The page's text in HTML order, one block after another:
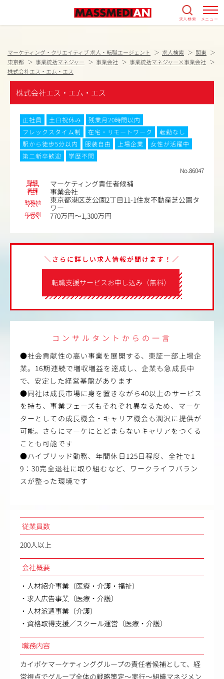
求人検索 メニュー
マーケティング・クリエイティブ 求人・転職エージェント 求人検索
関東
東京都
事業統括マネジャー 事業会社
事業統括マネジャー×事業会社
株式会社エス・エム・エス
株式会社エス・エム・エス
正社員 土日祝休み
残業月20時間以内
フレックスタイム制
在宅・リモートワーク
転勤なし
駅から徒歩5分以内
服装自由 上場企業
女性が活躍中
第二新卒歓迎
学歴不問
No.86047
職種 マーケティング責任者候補
業種 事業会社
勤務地
東京都港区芝公園2丁目11-1住友不動産芝公園タ
ワー
年収例 770万円～1,300万円
転職支援サービスお申し込み（無料）
＼さらに詳しい求人情報が聞けます！／
コンサルタントからの一言
●社会貢献性の高い事業を展開する、東証一部上場企
業。16期連続で増収増益を達成し、企業も急成長中
で、安定した経営基盤があります
●同社は成長市場に身を置きながら40以上のサービス
を持ち、事業フェーズもそれぞれ異なるため、マーケ
ターとしての成長機会・キャリア機会も潤沢に提供が
可能。さらにマーケにとどまらないキャリアをつくる
ことも可能です
●ハイブリッド勤務、年間休日125日程度、全社で1
9：30完全退社に取り組むなど、ワークライフバラン
スが整った環境です
従業員数
200人以上
会社概要
・人材紹介事業（医療・介護・福祉）
・求人広告事業（医療・介護）
・人材派遣事業（介護）
・資格取得支援／スクール運営（医療・介護）
職務内容
カイポケマーケティンググループの責任者候補として、経
営視点でグループ全体の戦略策定～実行～組織マネジメン